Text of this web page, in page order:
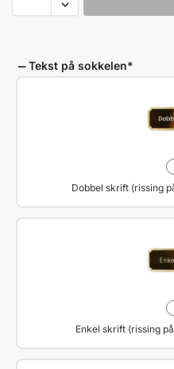
Tekst på sokkelen*
Dobbel skrift (rissing
Enkel skrift (rissing